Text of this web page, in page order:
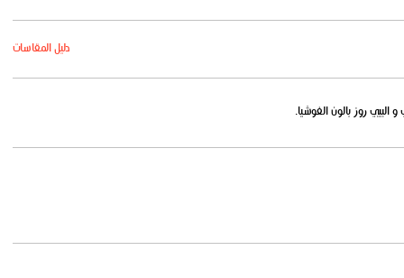
دليل المقاسات
روز بالون الفوشيا.